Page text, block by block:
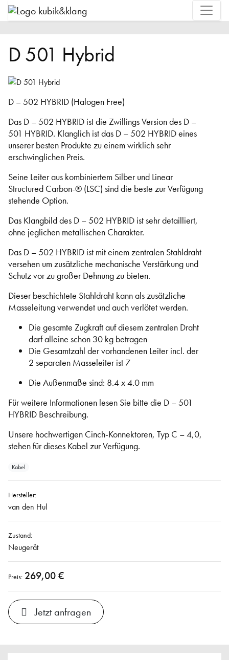
D 501 Hybrid
D – 502 HYBRID (Halogen Free)
Das D – 502 HYBRID ist die Zwillings Version des D –
501 HYBRID. Klanglich ist das D – 502 HYBRID eines
unserer besten Produkte zu einem wirklich sehr
erschwinglichen Preis.
Seine Leiter aus kombiniertem Silber und Linear
Structured Carbon-® (LSC) sind die beste zur Verfügung
stehende Option.
Das Klangbild des D – 502 HYBRID ist sehr detailliert,
ohne jeglichen metallischen Charakter.
Das D – 502 HYBRID ist mit einem zentralen Stahldraht
versehen um zusätzliche mechanische Verstärkung und
Schutz vor zu großer Dehnung zu bieten.
Dieser beschichtete Stahldraht kann als zusätzliche
Masseleitung verwendet und auch verlötet werden.
Die gesamte Zugkraft auf diesem zentralen Draht
darf alleine schon 30 kg betragen
Die Gesamtzahl der vorhandenen Leiter incl. der
2 separaten Masseleiter ist 7
Die Außenmaße sind: 8.4 x 4.0 mm
Für weitere Informationen lesen Sie bitte die D – 501
HYBRID Beschreibung.
Unsere hochwertigen Cinch-Konnektoren, Typ C – 4,0,
stehen für dieses Kabel zur Verfügung.
Kabel
Hersteller:
van den Hul
Zustand:
Neugerät
Preis: 269,00 €
Jetzt anfragen